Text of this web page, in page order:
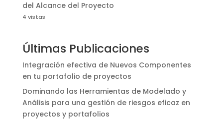
del Alcance del Proyecto
4 vistas
Últimas Publicaciones
Integración efectiva de Nuevos Componentes
en tu portafolio de proyectos
Dominando las Herramientas de Modelado y
Análisis para una gestión de riesgos eficaz en
proyectos y portafolios